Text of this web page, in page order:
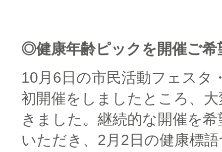
◎健康年齢ピックを開催ご希
10月6日の市民活動フェスタ
初開催をしましたところ、
きました。継続的な開催を
いただき、2月2日の健康標